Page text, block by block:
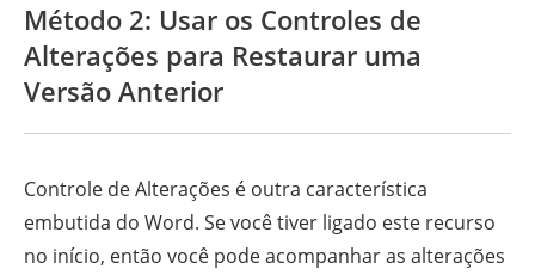
Método 2: Usar os Controles de
Alterações para Restaurar uma
Versão Anterior
Controle de Alterações é outra característica
embutida do Word. Se você tiver ligado este recurso
no início, então você pode acompanhar as alterações